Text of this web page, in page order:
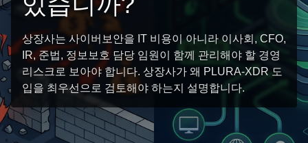
상장사는 사이버보안을 IT 비용이 아니라 이사회, CFO,
IR, 준법, 정보보호 담당 임원이 함께 관리해야 할 경영
리스크로 보아야 합니다. 상장사가 왜 PLURA-XDR 도
입을 최우선으로 검토해야 하는지 설명합니다.